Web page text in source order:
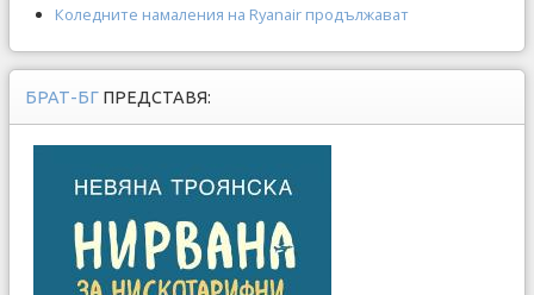
Коледните намаления на Ryanair продължават
БРАТ-БГ ПРЕДСТАВЯ: